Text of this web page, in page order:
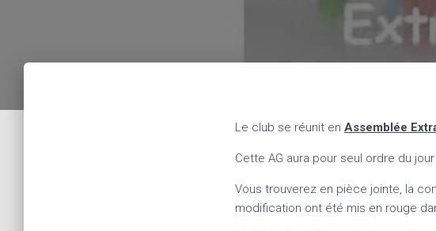
Le club se réunit en Assemblée
Cette AG aura pour seul ordre du jour
Vous trouverez en pièce jointe, la
modification ont été mis en rouge